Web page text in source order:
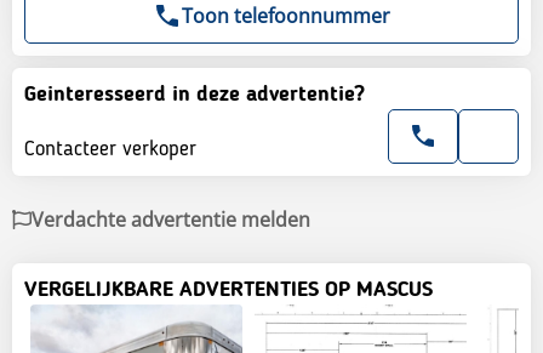
Toon telefoonnummer
Geinteresseerd in deze advertentie?
Contacteer verkoper
Verdachte advertentie melden
VERGELIJKBARE ADVERTENTIES OP MASCUS